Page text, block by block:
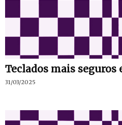
Teclados mais
31/03/2025